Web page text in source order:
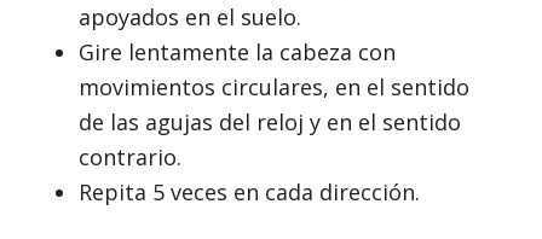
apoyados en el suelo.
Gire lentamente la cabeza con
movimientos circulares, en el sentido
de las agujas del reloj y en el sentido
contrario.
Repita 5 veces en cada dirección.